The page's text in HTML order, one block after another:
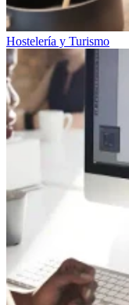
Hostelería y Turismo